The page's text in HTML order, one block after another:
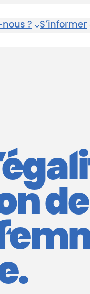
? S’informer
de